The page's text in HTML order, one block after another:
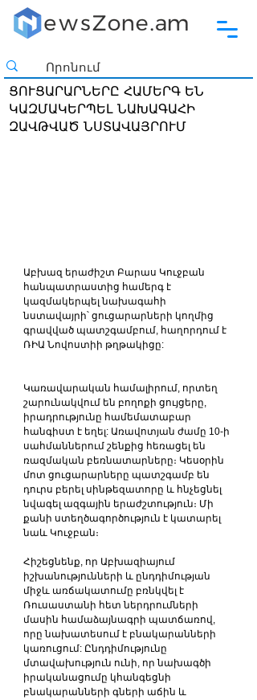
ՑՈՒՑԱՐԱՐՆԵՐԸ ՀԱՄԵՐԳ ԵՆ
ԿԱԶՄԱԿԵՐՊԵԼ ՆԱԽԱԳԱՀԻ
ԶԱՎԹՎԱԾ ՆՍՏԱՎԱՅՐՈՒՄ
Աբխազ երաժիշտ Բարաս Կուջբան
հանպատրաստից համերգ է
կազմակերպել նախագահի
նստավայրի՝ ցուցարարների կողմից
գրավված պատշգամբում, հաղորդում է
ՌԻԱ Նովոստիի թղթակիցը:
Կառավարական համալիրում, որտեղ
շարունակվում են բողոքի ցույցերը,
իրադրությունը համեմատաբար
հանգիստ է եղել: Առավոտյան ժամը 10-ի
սահմաններում շենքից հեռացել են
ռազմական բեռնատարները։ Կեսօրին
մոտ ցուցարարները պատշգամբ են
դուրս բերել սինթեզատորը և հնչեցնել
նվագել ազգային երաժշտություն։ Մի
քանի ստեղծագործություն է կատարել
նաև Կուջբան։
Հիշեցնենք, որ Աբխազիայում
իշխանությունների և ընդդիմության
միջև առճակատումը բռնկվել է
Ռուսաստանի հետ ներդրումների
մասին համաձայնագրի պատճառով,
որը նախատեսում է բնակարանների
կառուցում: Ընդդիմությունը
մտավախություն ունի, որ նախագծի
իրականացումը կհանգեցնի
բնակարանների գների աճին և